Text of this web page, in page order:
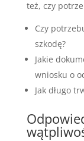
też, czy
Czy
szkodę?
Jakie
wniosku o
Jak długo